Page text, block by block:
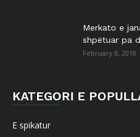
Merkato e
shpëtuar pa
February 8, 2018
KATEGORI E
E spikatur